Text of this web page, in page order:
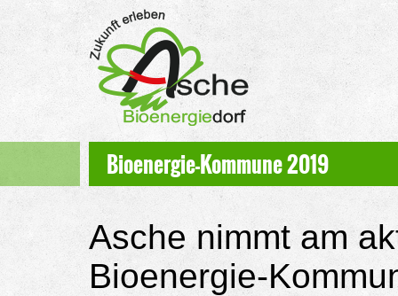
Bioenergie-Kommune 2019
Asche nimmt am
Bioenergie-